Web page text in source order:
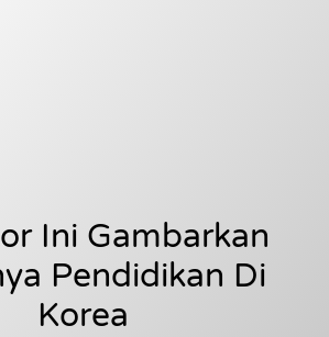
Ini Gambarkan
Pendidikan Di
Korea